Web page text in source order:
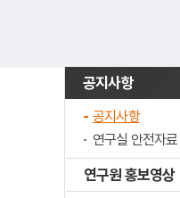
공지사항
공지사항
연구실 안전자료
연구원 홍보영상